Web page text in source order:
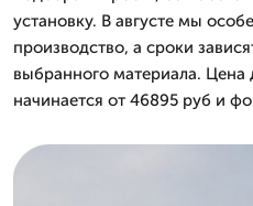
установку. В августе мы
производство, а сроки
выбранного материала. Цена
начинается от 46895 руб и